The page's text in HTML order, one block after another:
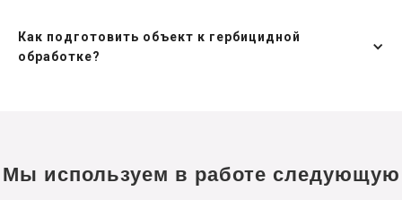
Как подготовить объект к гербицидной
обработке?
Мы используем в работе следующую